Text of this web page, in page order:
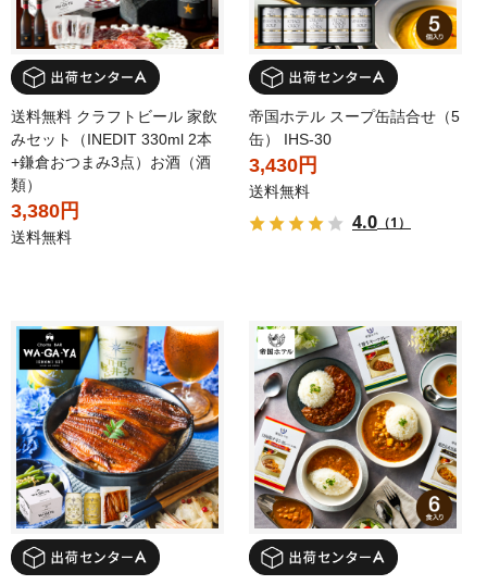
送料無料 クラフトビール 家飲
みセット（INEDIT 330ml 2本
+鎌倉おつまみ3点）お酒（酒
類）
3,380円
送料無料
帝国ホテル スープ缶詰合せ（5
缶） IHS-30
3,430円
送料無料
4.0 （1）